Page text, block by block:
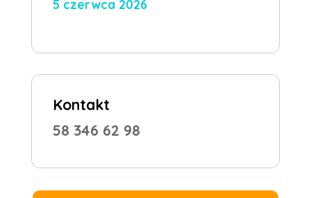
5 czerwca 2026
Kontakt
58 346 62 98